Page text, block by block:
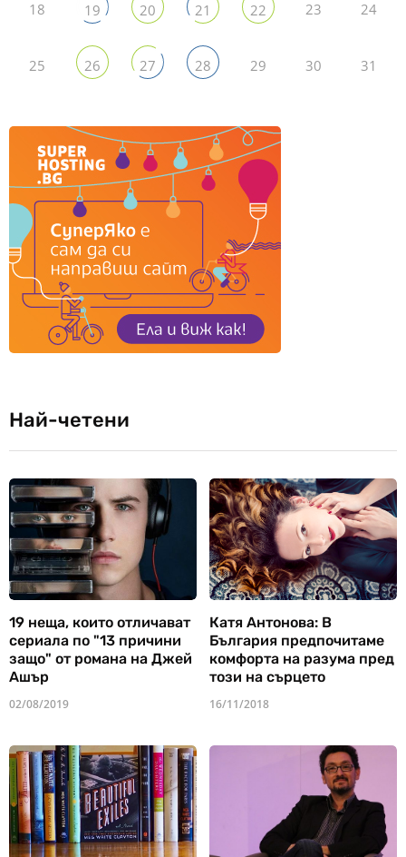
18 19 20 21 22 23 24
25 26 27 28 29 30 31
Най-четени
19 неща, които отличават
сериала по "13 причини
защо" от романа на Джей
Ашър
02/08/2019
Катя Антонова: В
България предпочитаме
комфорта на разума пред
този на сърцето
16/11/2018